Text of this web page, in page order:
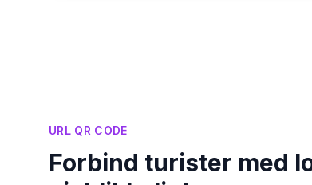
URL QR CODE
Forbind turister med